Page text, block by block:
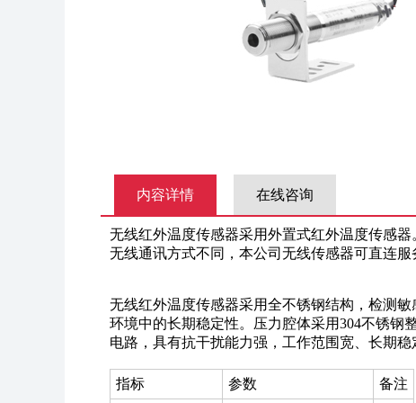
内容详情 在线咨询
无线红外温度传感器采用外置式红外温度传感
无线通讯方式不同，本公司无线传感器可直连服
无线红外温度传感器采用全不锈钢结构，检测
环境中的长期稳定性。压力腔体采用304不锈钢
电路，具有抗干扰能力强，工作范围宽、长期稳
指标 参数
备注